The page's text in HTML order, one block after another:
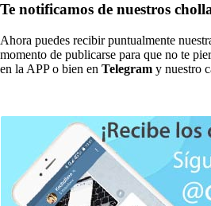
Te notificamos de nuestros
Ahora puedes recibir puntualmente
momento de publicarse para que no te
en la APP o bien en Telegram y nuestro